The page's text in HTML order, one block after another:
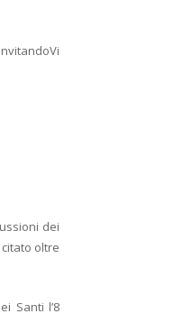
dei
oltre
Santi l’8